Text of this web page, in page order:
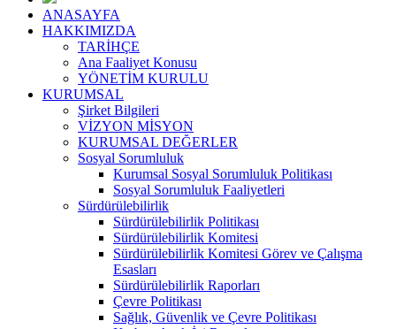
ANASAYFA
HAKKIMIZDA
TARİHÇE
Ana Faaliyet Konusu
YÖNETİM KURULU
KURUMSAL
Şirket Bilgileri
VİZYON MİSYON
KURUMSAL DEĞERLER
Sosyal Sorumluluk
Kurumsal Sosyal Sorumluluk Politikası
Sosyal Sorumluluk Faaliyetleri
Sürdürülebilirlik
Sürdürülebilirlik Politikası
Sürdürülebilirlik Komitesi
Sürdürülebilirlik Komitesi Görev ve Çalışma
Esasları
Sürdürülebilirlik Raporları
Çevre Politikası
Sağlık, Güvenlik ve Çevre Politikası